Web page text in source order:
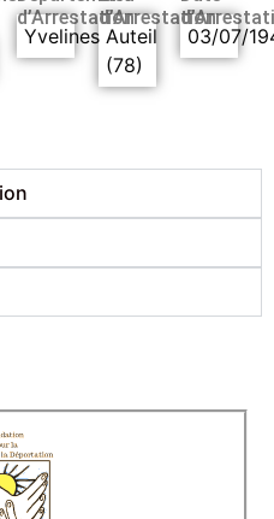
d’Arrestation
Yvelines
d’Arrestation
Auteil
(78)
03/07/